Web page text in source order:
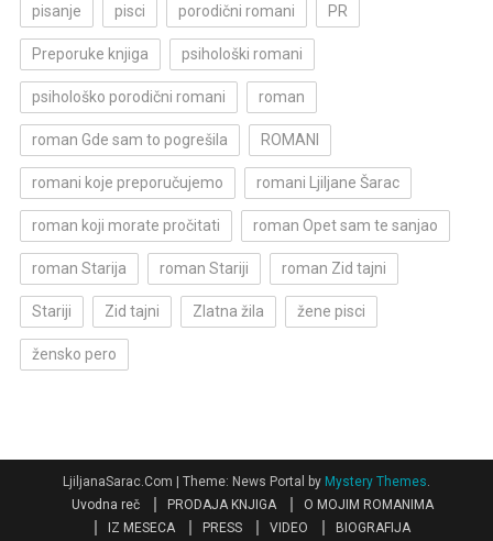
pisanje pisci porodični romani PR
Preporuke knjiga psihološki romani
psihološko porodični romani roman
roman Gde sam to pogrešila ROMANI
romani koje preporučujemo romani Ljiljane Šarac
roman koji morate pročitati roman Opet sam te sanjao
roman Starija roman Stariji roman Zid tajni
Stariji Zid tajni Zlatna žila žene pisci
žensko pero
LjiljanaSarac.Com Theme: News Portal by Mystery Themes.
Uvodna reč
PRODAJA KNJIGA
O MOJIM ROMANIMA
IZ MESECA
PRESS VIDEO BIOGRAFIJA